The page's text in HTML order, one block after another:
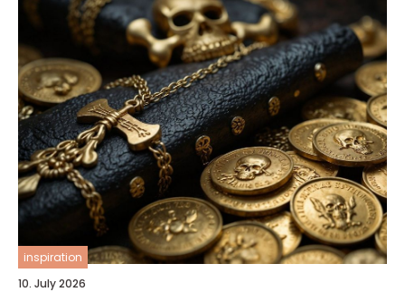
inspiration
10. July 2026